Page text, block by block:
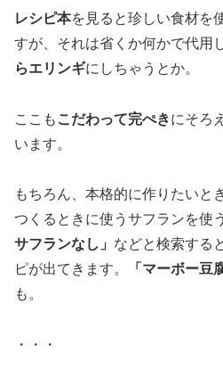
レシピ本を見ると珍しい食材を
すが、それは省くか何かで代用
らエリンギにしちゃうとか。
ここも こだわって完ぺきにそろ
います。
もちろん、本格的に作りたいと
つくるときに使うサフランを使
サフランなし」 などと検索する
ピが出てきます。
「マーボー
も。
・・・